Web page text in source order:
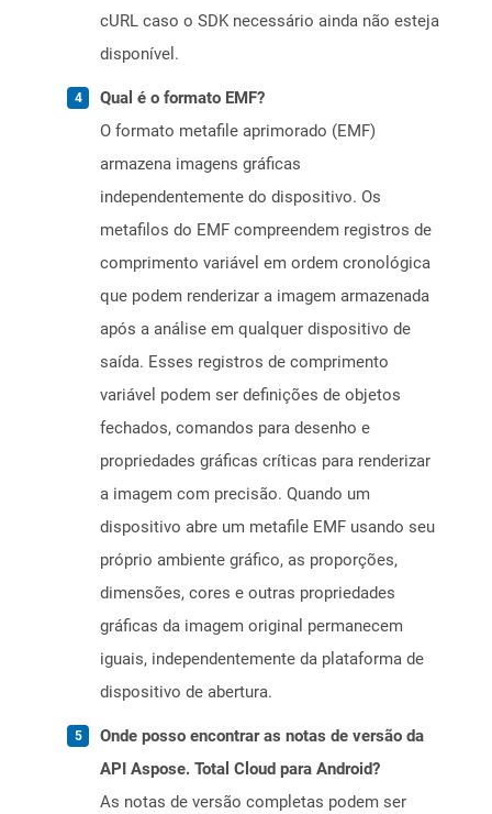
cURL caso o SDK necessário ainda não esteja
disponível.
Qual é o formato EMF?
O formato metafile aprimorado (EMF)
armazena imagens gráficas
independentemente do dispositivo. Os
metafilos do EMF compreendem registros de
comprimento variável em ordem cronológica
que podem renderizar a imagem armazenada
após a análise em qualquer dispositivo de
saída. Esses registros de comprimento
variável podem ser definições de objetos
fechados, comandos para desenho e
propriedades gráficas críticas para renderizar
a imagem com precisão. Quando um
dispositivo abre um metafile EMF usando seu
próprio ambiente gráfico, as proporções,
dimensões, cores e outras propriedades
gráficas da imagem original permanecem
iguais, independentemente da plataforma de
dispositivo de abertura.
Onde posso encontrar as notas de versão da
API Aspose. Total Cloud para Android?
As notas de versão completas podem ser